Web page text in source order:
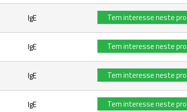
IgE Tem interesse neste
IgE Tem interesse neste
IgE Tem interesse neste
IgE Tem interesse neste